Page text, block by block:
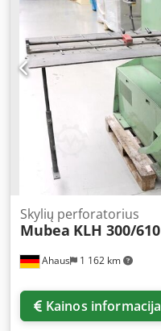
Ahaus 1 162 km
Skylių perforatorius
Mubea KLH 300/610
Kainos informacija